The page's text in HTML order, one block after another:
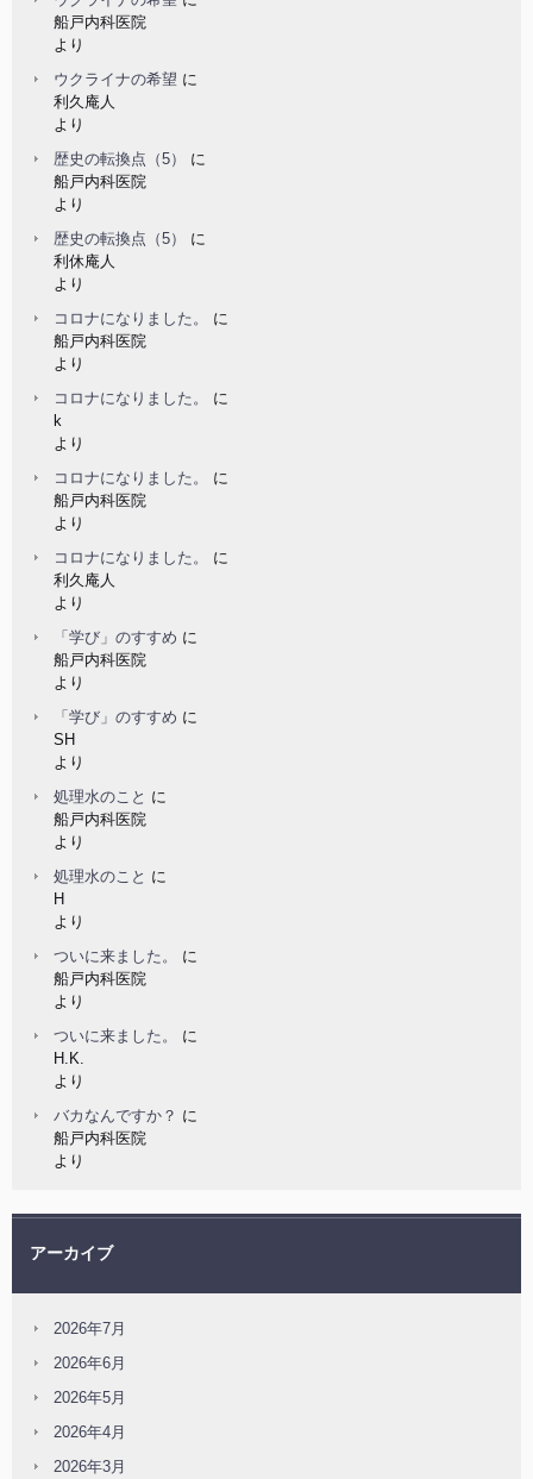
船戸内科医院
より
ウクライナの希望 に
利久庵人
より
歴史の転換点（5）
に
船戸内科医院
より
歴史の転換点（5）
に
利休庵人
より
コロナになりました。
に
船戸内科医院
より
コロナになりました。
に
k
より
コロナになりました。
に
船戸内科医院
より
コロナになりました。
に
利久庵人
より
「学び」のすすめ に
船戸内科医院
より
「学び」のすすめ に
SH
より
処理水のこと に
船戸内科医院
より
処理水のこと に
H
より
ついに来ました。
に
船戸内科医院
より
ついに来ました。
に
H.K.
より
バカなんですか？ に
船戸内科医院
より
アーカイブ
2026年7月
2026年6月
2026年5月
2026年4月
2026年3月